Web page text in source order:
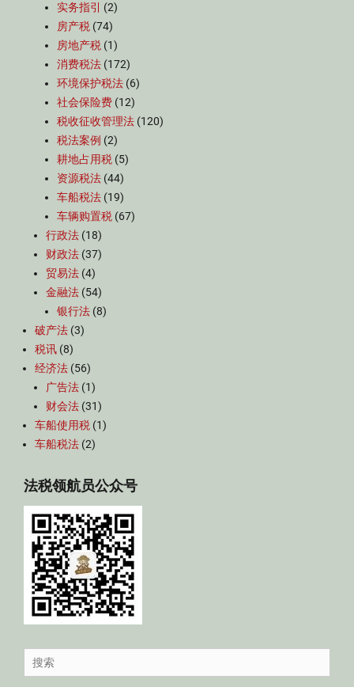
实务指引
(2)
房产税 (74)
房地产税 (1)
消费税法 (172)
环境保护税法 (6)
社会保险费 (12)
税收征收管理法 (120)
税法案例 (2)
耕地占用税 (5)
资源税法 (44)
车船税法 (19)
车辆购置税 (67)
行政法 (18)
财政法 (37)
贸易法 (4)
金融法 (54)
银行法 (8)
破产法 (3)
税讯 (8)
经济法 (56)
广告法 (1)
财会法 (31)
车船使用税 (1)
车船税法 (2)
法税领航员公众号
Search
for: